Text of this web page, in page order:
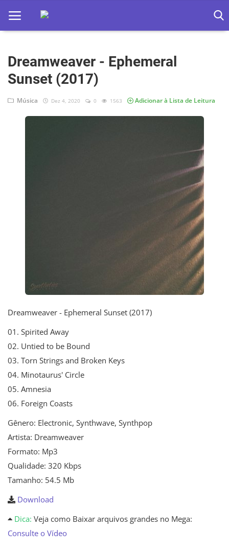
Home
Apps
Ebooks
Dreamweaver - Ephemeral
Sunset (2017)
Música Dez 4, 2020 0 1563 Adicionar à Lista de Leitura
Dreamweaver - Ephemeral Sunset (2017)
01. Spirited Away
02. Untied to be Bound
03. Torn Strings and Broken Keys
04. Minotaurus' Circle
05. Amnesia
06. Foreign Coasts
Gênero: Electronic, Synthwave, Synthpop
Artista: Dreamweaver
Formato: Mp3
Qualidade: 320 Kbps
Tamanho: 54.5 Mb
Download
Dica: Veja como Baixar arquivos grandes no Mega:
Consulte o Vídeo